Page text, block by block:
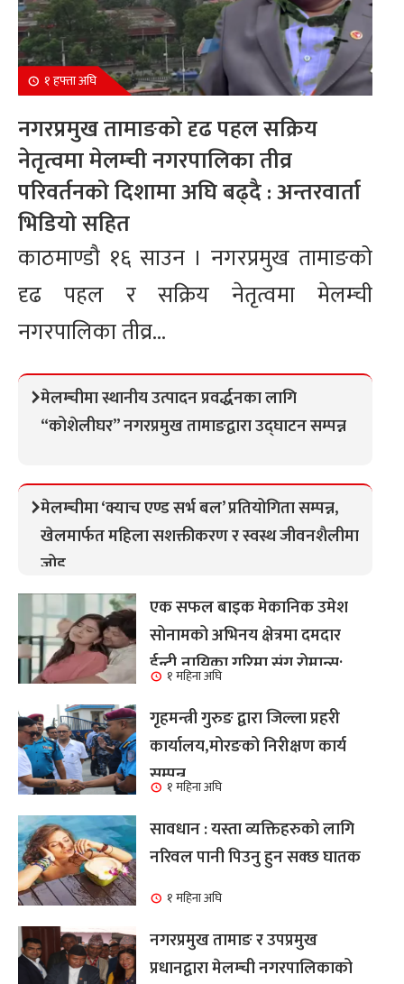
१ हफ्ता अघि
नगरप्रमुख तामाङको दृढ पहल सक्रिय
नेतृत्वमा मेलम्ची नगरपालिका तीव्र
परिवर्तनको दिशामा अघि बढ्दै : अन्तरवार्ता
भिडियो सहित
काठमाण्डौ १६ साउन । नगरप्रमुख तामाङको
दृढ पहल र सक्रिय नेतृत्वमा मेलम्ची
नगरपालिका तीव्र...
मेलम्चीमा स्थानीय उत्पादन प्रवर्द्धनका लागि
“कोशेलीघर” नगरप्रमुख तामाङद्वारा उद्घाटन सम्पन्न
मेलम्चीमा ‘क्याच एण्ड सर्भ बल’ प्रतियोगिता सम्पन्न,
खेलमार्फत महिला सशक्तीकरण र स्वस्थ जीवनशैलीमा
जोड
एक सफल बाइक मेकानिक उमेश
सोनामको अभिनय क्षेत्रमा दमदार
ईन्ट्री,नायिका गरिमा संग रोमान्स:
हेर्नुहोस भिडियो ।
१ महिना अघि
गृहमन्त्री गुरुङ द्वारा जिल्ला प्रहरी
कार्यालय,मोरङको निरीक्षण कार्य
सम्पन्न१ महिना अघि
सावधान : यस्ता व्यक्तिहरुको लागि
नरिवल पानी पिउनु हुन सक्छ घातक
१ महिना अघि
नगरप्रमुख तामाङ र उपप्रमुख
प्रधानद्वारा मेलम्ची नगरपालिकाको